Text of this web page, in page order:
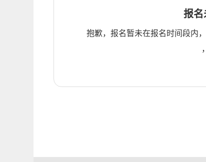
报名
抱歉，报名暂未在报名时间段内